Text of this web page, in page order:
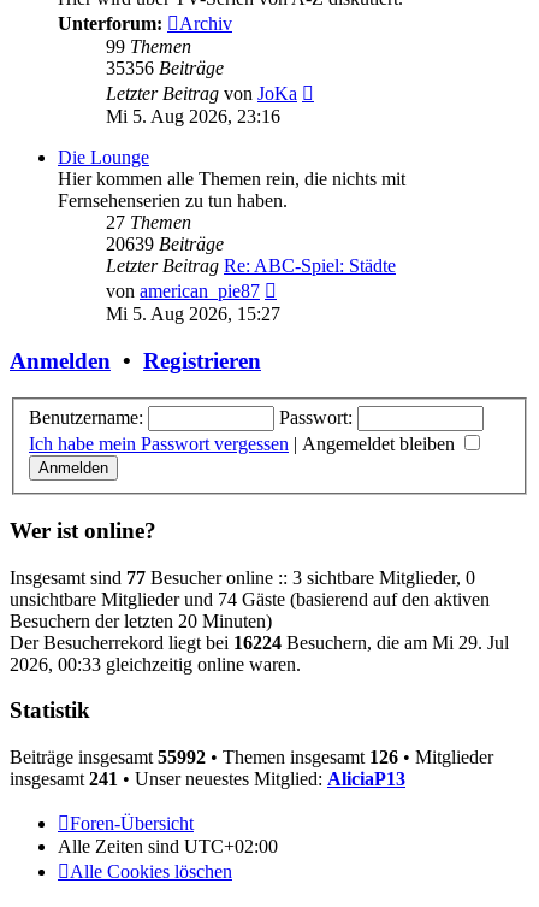
Unterforum:
Archiv
99 Themen
35356 Beiträge
Letzter Beitrag von JoKa
Mi 5. Aug 2026, 23:16
Die Lounge
Hier kommen alle Themen rein, die nichts mit
Fernsehenserien zu tun haben.
27 Themen
20639 Beiträge
Letzter Beitrag Re: ABC-Spiel: Städte
von american_pie87
Beitrag
Mi 5. Aug 2026, 15:27
Anmelden • Registrieren
Benutzername:
Passwort:
Ich habe mein Passwort vergessen | Angemeldet bleiben
Wer ist online?
Insgesamt sind 77 Besucher online :: 3 sichtbare Mitglieder, 0
unsichtbare Mitglieder und 74 Gäste (basierend auf den aktiven
Besuchern der letzten 20 Minuten)
Der Besucherrekord liegt bei 16224 Besuchern, die am Mi 29. Jul
2026, 00:33 gleichzeitig online waren.
Statistik
Beiträge insgesamt 55992 • Themen insgesamt 126 • Mitglieder
insgesamt 241 • Unser neuestes Mitglied: AliciaP13
Foren-Übersicht
Alle Zeiten sind UTC+02:00
Alle Cookies löschen